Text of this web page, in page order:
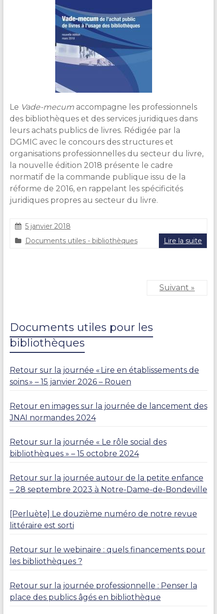
Le Vade-mecum accompagne les professionnels
des bibliothèques et des services juridiques dans
leurs achats publics de livres. Rédigée par la
DGMIC avec le concours des structures et
organisations professionnelles du secteur du livre,
la nouvelle édition 2018 présente le cadre
normatif de la commande publique issu de la
réforme de 2016, en rappelant les spécificités
juridiques propres au secteur du livre.
C
l
A
N
D
5 janvier 2018
Documents utiles - bibliothèques
Lire la suite
Suivant »
Documents utiles pour les
bibliothèques
Retour sur la journée « Lire en établissements de
soins » – 15 janvier 2026 – Rouen
Retour en images sur la journée de lancement des
JNAI normandes 2024
Retour sur la journée « Le rôle social des
bibliothèques » – 15 octobre 2024
Retour sur la journée autour de la petite enfance
– 28 septembre 2023 à Notre-Dame-de-Bondeville
[Perluète] Le douzième numéro de notre revue
littéraire est sorti
Retour sur le webinaire : quels financements pour
les bibliothèques ?
Retour sur la journée professionnelle : Penser la
place des publics âgés en bibliothèque